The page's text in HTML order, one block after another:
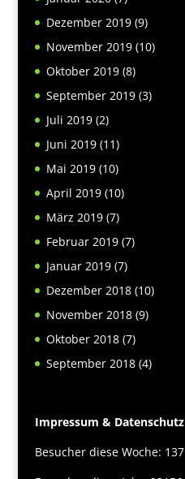
Dezember 2019(9)
November 2019(10)
Oktober 2019(8)
September 2019(3)
Juli 2019(2)
Juni 2019(11)
Mai 2019(10)
April 2019(10)
März 2019(7)
Februar 2019(7)
Januar 2019(7)
Dezember 2018(10)
November 2018(9)
Oktober 2018(7)
September 2018(4)
Impressum & Datenschutz
Besucher diese Woche: 137